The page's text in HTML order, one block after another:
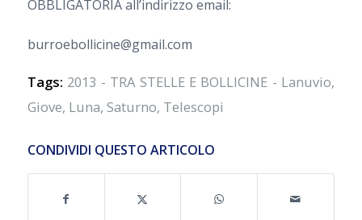
OBBLIGATORIA all’indirizzo email:
burroebollicine@gmail.com
Tags: 2013 - TRA STELLE E BOLLICINE - Lanuvio,
Giove, Luna, Saturno, Telescopi
CONDIVIDI QUESTO ARTICOLO